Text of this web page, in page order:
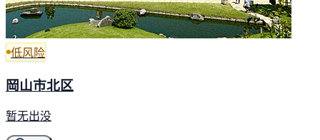
低风险
岡山市北区
暂无出没